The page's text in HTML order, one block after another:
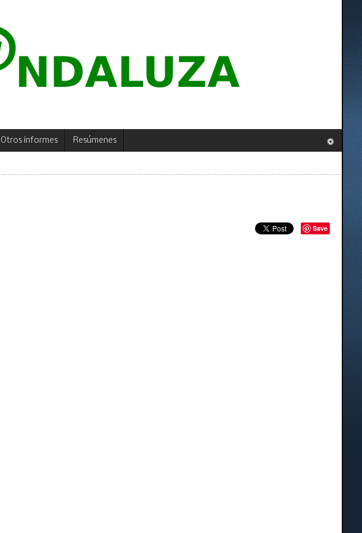
Otros informes Resúmenes
Save